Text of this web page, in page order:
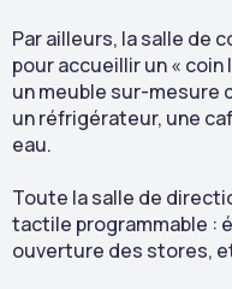
Par ailleurs, la salle de
pour accueillir un «
un meuble sur-mesure
un réfrigérateur, une
eau.
Toute la salle de
tactile programmable :
ouverture des stores,